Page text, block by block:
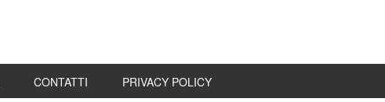
CONTATTI PRIVACY POLICY